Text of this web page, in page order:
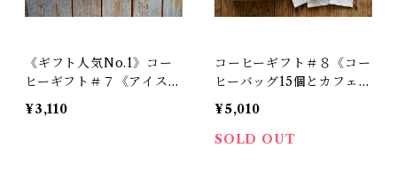
《ギフト人気No.1》コー
ヒーギフト＃７《アイスコ
ーヒーとカフェオレベース
のセット》
¥3,110
コーヒーギフト＃８《コー
ヒーバッグ15個とカフェ
オレベース》
¥5,010
SOLD OUT